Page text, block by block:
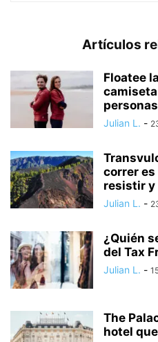
Artículos
Floatee
Julian L. -
correr
resistir y
Julian L. -
¿Quién
del Tax
Julian L. -
The
hotel